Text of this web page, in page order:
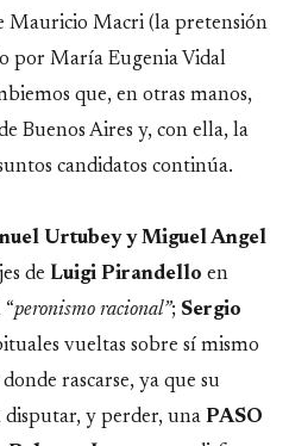
Mauricio Macri (la pretensión
por María Eugenia Vidal
que, en otras manos,
Buenos Aires y, con ella, la
candidatos continúa.
Urtubey y Miguel Angel
de Luigi Pirandello en
“peronismo racional”; Sergio
vueltas sobre sí mismo
rascarse, ya que su
y perder, una PASO